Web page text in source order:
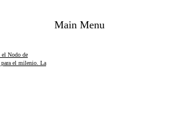
Nodo de
el milenio. La
Main Menu